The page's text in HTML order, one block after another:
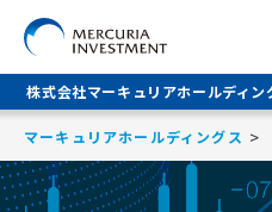
株式会社マーキュリアホールディン
マーキュリアホールディングス